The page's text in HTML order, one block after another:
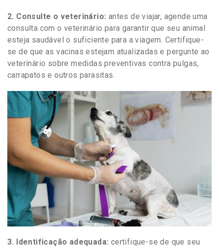
2. Consulte o veterinário: antes de viajar, agende uma
consulta com o veterinário para garantir que seu animal
esteja saudável o suficiente para a viagem. Certifique-
se de que as vacinas estejam atualizadas e pergunte ao
veterinário sobre medidas preventivas contra pulgas,
carrapatos e outros parasitas.
3. Identificação adequada: certifique-se de que seu